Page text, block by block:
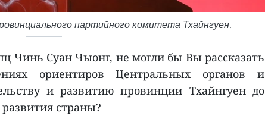
партийного комитета Тхайнгуен.
Чинь Суан Чыонг, не могли бы Вы рассказать
ориентиров Центральных органов и
и развитию провинции Тхайнгуен до
развития страны?